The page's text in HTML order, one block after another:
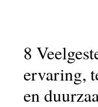
8
ervaring,
en